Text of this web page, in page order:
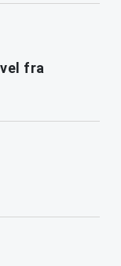
fra